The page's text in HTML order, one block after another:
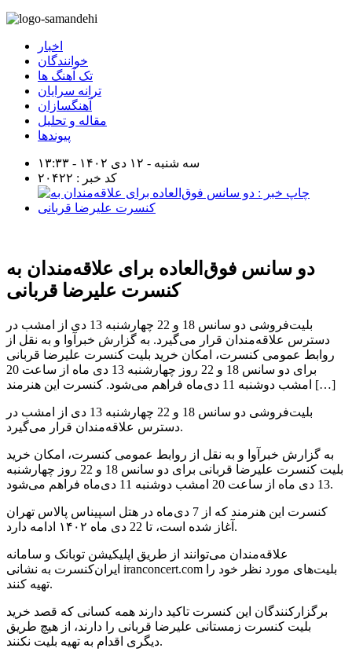
اخبار
خوانندگان
تک آهنگ ها
ترانه سرایان
آهنگسازان
مقاله و تحلیل
پیوندها
سه شنبه - ۱۲ دی ۱۴۰۲ - ۱۳:۳۳
کد خبر : ۲۰۴۲۲
دو سانس فوق‌العاده برای علاقه‌مندان به
کنسرت علیرضا قربانی
بلیت‌فروشی دو سانس 18 و 22 چهارشنبه 13 دی از امشب در
دسترس علاقه‌مندان قرار می‌گیرد. به گزارش خبرآوا و به نقل از
روابط عمومی کنسرت، امکان خرید بلیت کنسرت‌ علیرضا قربانی
برای دو سانس 18 و 22 روز چهارشنبه 13 دی ماه از ساعت 20
امشب دوشنبه 11 دی‌ماه فراهم می‌شود. کنسرت این هنرمند […]
بلیت‌فروشی دو سانس 18 و 22 چهارشنبه 13 دی از امشب در
دسترس علاقه‌مندان قرار می‌گیرد.
به گزارش خبرآوا و به نقل از روابط عمومی کنسرت، امکان خرید
بلیت کنسرت‌ علیرضا قربانی برای دو سانس 18 و 22 روز چهارشنبه
13 دی ماه از ساعت 20 امشب دوشنبه 11 دی‌ماه فراهم می‌شود.
کنسرت این هنرمند که از 7 دی‌ماه در هتل اسپیناس پالاس تهران
آغاز شده است، تا 22 دی ماه ۱۴۰۲ ادامه دارد.
علاقه‌مندان می‌توانند از طریق اپلیکیشن توبانک و سامانه
ایران‌کنسرت به نشانی iranconcert.com بلیت‌های مورد نظر خود را
تهیه کنند.
برگزارکنندگان این کنسرت تاکید دارند همه کسانی که قصد خرید
بلیت کنسرت زمستانی علیرضا قربانی را دارند، از هیچ طریق
دیگری اقدام به تهیه بلیت نکنند.